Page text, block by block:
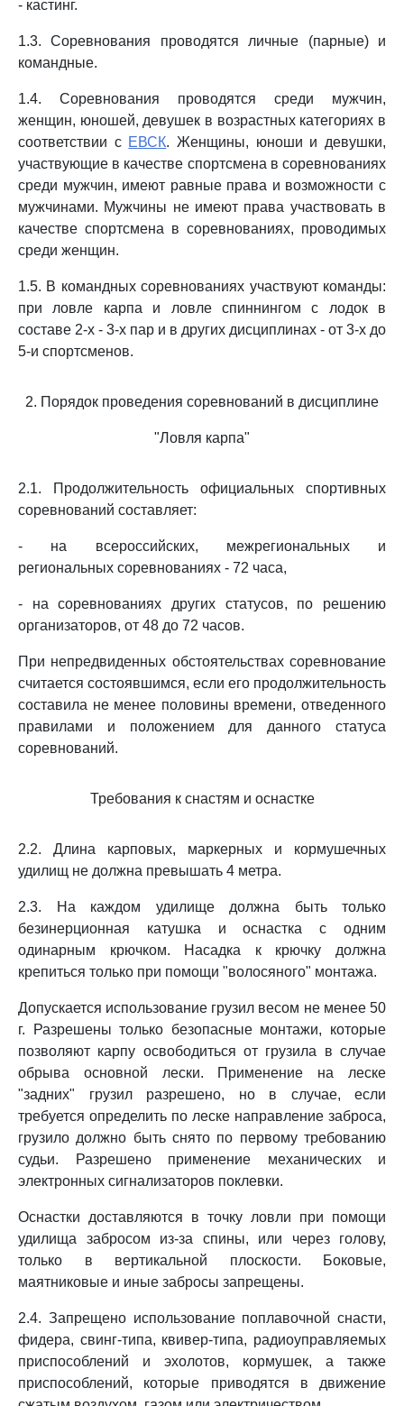
- кастинг.
1.3. Соревнования проводятся личные (парные) и
командные.
1.4. Соревнования проводятся среди мужчин,
женщин, юношей, девушек в возрастных категориях в
соответствии с ЕВСК. Женщины, юноши и девушки,
участвующие в качестве спортсмена в соревнованиях
среди мужчин, имеют равные права и возможности с
мужчинами. Мужчины не имеют права участвовать в
качестве спортсмена в соревнованиях, проводимых
среди женщин.
1.5. В командных соревнованиях участвуют команды:
при ловле карпа и ловле спиннингом с лодок в
составе 2-х - 3-х пар и в других дисциплинах - от 3-х до
5-и спортсменов.
2. Порядок проведения соревнований в дисциплине
"Ловля карпа"
2.1. Продолжительность официальных спортивных
соревнований составляет:
- на всероссийских, межрегиональных и
региональных соревнованиях - 72 часа,
- на соревнованиях других статусов, по решению
организаторов, от 48 до 72 часов.
При непредвиденных обстоятельствах соревнование
считается состоявшимся, если его продолжительность
составила не менее половины времени, отведенного
правилами и положением для данного статуса
соревнований.
Требования к снастям и оснастке
2.2. Длина карповых, маркерных и кормушечных
удилищ не должна превышать 4 метра.
2.3. На каждом удилище должна быть только
безинерционная катушка и оснастка с одним
одинарным крючком. Насадка к крючку должна
крепиться только при помощи "волосяного" монтажа.
Допускается использование грузил весом не менее 50
г. Разрешены только безопасные монтажи, которые
позволяют карпу освободиться от грузила в случае
обрыва основной лески. Применение на леске
"задних" грузил разрешено, но в случае, если
требуется определить по леске направление заброса,
грузило должно быть снято по первому требованию
судьи. Разрешено применение механических и
электронных сигнализаторов поклевки.
Оснастки доставляются в точку ловли при помощи
удилища забросом из-за спины, или через голову,
только в вертикальной плоскости. Боковые,
маятниковые и иные забросы запрещены.
2.4. Запрещено использование поплавочной снасти,
фидера, свинг-типа, квивер-типа, радиоуправляемых
приспособлений и эхолотов, кормушек, а также
приспособлений, которые приводятся в движение